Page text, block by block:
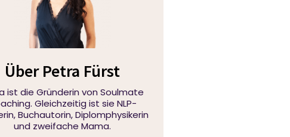
Über Petra Fürst
ist die Gründerin von Soulmate
Gleichzeitig ist sie NLP-
Buchautorin, Diplomphysikerin
und zweifache Mama.